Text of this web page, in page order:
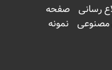
رسانی صفحه
مصنوعی نمونه